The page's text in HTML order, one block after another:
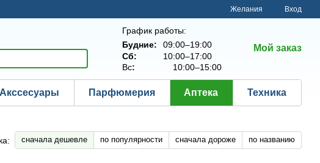
Желания Вход
График работы:
Будние:
09:00–19:00
Сб:
10:00–17:00
Вс: 10:00–15:00
Мой заказ
Акссесуары Парфюмерия Аптека Техника
сначала дешевле по популярности сначала дороже по названию